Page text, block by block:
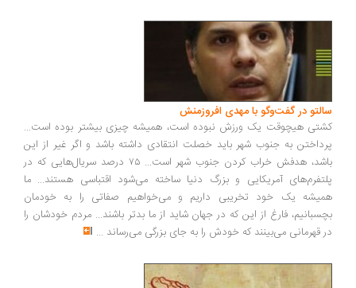
سالتو در گفت‌وگو با مهدی افروزمنش
کشتی هیچوقت یک ورزش نبوده است، همیشه چیزی بیشتر بوده است...
پرداختن به جنوب شهر باید خصلت انتقادی داشته باشد و اگر غیر از این
باشد، هدفش خراب کردن جنوب شهر است... ۷۵ درصد سریال‌هایی که در
پلتفرم‌های آمریکایی و بزرگ دنیا ساخته می‌شود اقتباسی هستند... ما
همیشه یک خود تخریبی داریم و می‌خواهیم صفاتی را به خودمان
بچسبانیم، فارغ از این که در جهان شاید از ما بدتر باشند... مردم خودشان را
در قهرمانی می‌بینند که خودش را به جای بزرگی می‌رساند ...